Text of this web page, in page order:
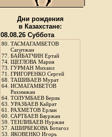
Дни рождения
в Казахстане:
08.08.26 Суббота
80. ТАСМАГАМБЕТОВ
Сагитжан
77. БАЙБАТЧИН Ертай
74. ЩЕГЛОВА Мария
73. ГУРМАН Михаил
71. ГРИГОРЕНКО Сергей
68. ТАШИБАЕВ Мурат
64. ИСМАГАМБЕТОВ
Рахимжан
64. ТОЛУМБАЕВ Берик
63. УРАЗБАЕВ Кайрат
61. РАХМЕТОВ Ерлан
60. САРТБАЕВ Бауржан
59. ТЕНЛИБАЕВ Нуржан
57. АШИРБЕКОВА Ботагоз
53. ЯКОВЕНКО Игорь